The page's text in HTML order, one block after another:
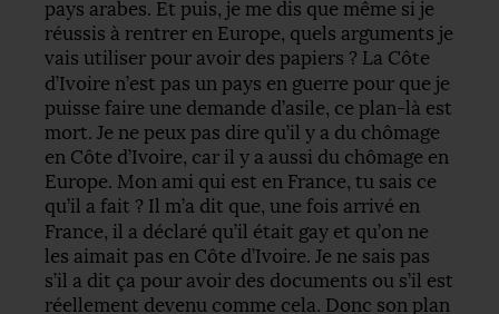
pays arabes. Et puis, je me dis que même si je
réussis à rentrer en Europe, quels arguments je
vais utiliser pour avoir des papiers ? La Côte
d’Ivoire n’est pas un pays en guerre pour que je
puisse faire une demande d’asile, ce plan-là est
mort. Je ne peux pas dire qu’il y a du chômage
en Côte d’Ivoire, car il y a aussi du chômage en
Europe. Mon ami qui est en France, tu sais ce
qu’il a fait ? Il m’a dit que, une fois arrivé en
France, il a déclaré qu’il était gay et qu’on ne
les aimait pas en Côte d’Ivoire. Je ne sais pas
s’il a dit ça pour avoir des documents ou s’il est
réellement devenu comme cela. Donc son plan